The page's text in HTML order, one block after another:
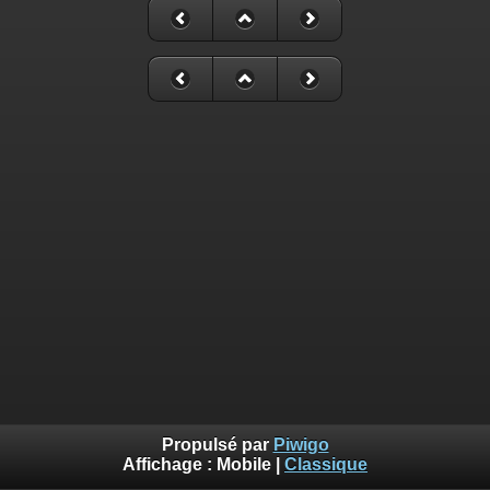
Propulsé par Piwigo
Affichage : Mobile Classique